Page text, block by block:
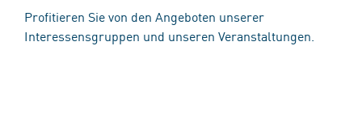
Profitieren Sie von den Angeboten unserer
Interessensgruppen und unseren Veranstaltungen.